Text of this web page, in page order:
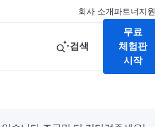
회사 소개파트너지원
검색
무료
체험판
시작